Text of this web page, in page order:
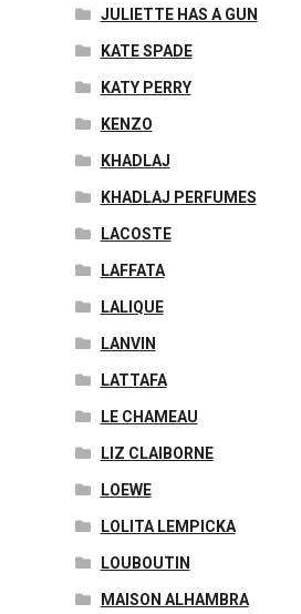
JULIETTE HAS A GUN
KATE SPADE
KATY PERRY
KENZO
KHADLAJ
KHADLAJ PERFUMES
LACOSTE
LAFFATA
LALIQUE
LANVIN
LATTAFA
LE CHAMEAU
LIZ CLAIBORNE
LOEWE
LOLITA LEMPICKA
LOUBOUTIN
MAISON ALHAMBRA